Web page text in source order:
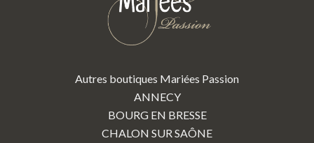
Autres boutiques Mariées Passion
ANNECY
BOURG EN BRESSE
CHALON SUR SAÔNE